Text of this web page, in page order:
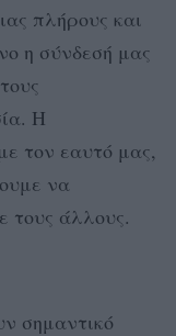
πλήρους και
η σύνδεσή μας
Η
τον εαυτό μας,
να
τους άλλους.
σημαντικό